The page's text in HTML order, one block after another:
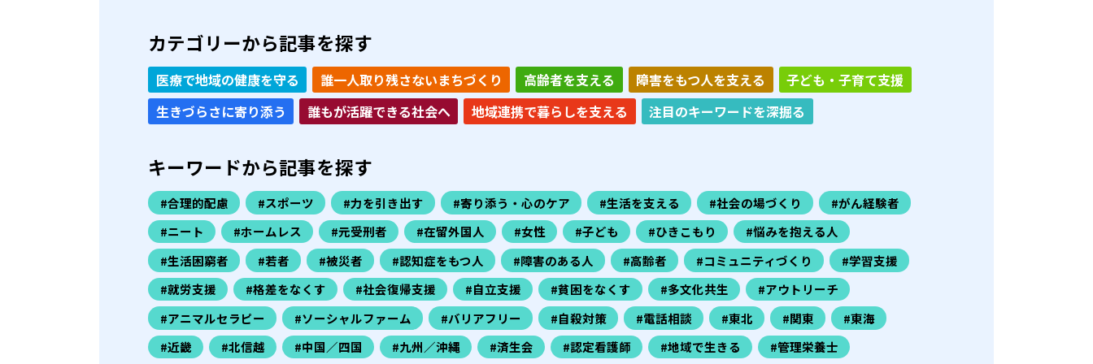
カテゴリーから記事を探す
医療で地域の健康を守る 誰一人取り残さないまちづくり 高齢者を支える 障害をもつ人を支える
子ども・子育て支援
生きづらさに寄り添う
誰もが活躍できる社会へ 地域連携で暮らしを支える 注目のキーワードを深掘る
キーワードから記事を探す
#合理的配慮 #スポーツ #力を引き出す #寄り添う・心のケア #生活を支える #社会の場づくり
#がん経験者
#ニート
#ホームレス #元受刑者 #在留外国人 #女性 #子ども #ひきこもり
#悩みを抱える人
#生活困窮者
#若者 #被災者 #認知症をもつ人 #障害のある人 #高齢者 #コミュニティづくり
#学習支援
#就労支援
#格差をなくす #社会復帰支援 #自立支援 #貧困をなくす #多文化共生
#アウトリーチ
#アニマルセラピー
#ソーシャルファーム #バリアフリー #自殺対策 #電話相談 #東北 #関東
#東海
#近畿
#北信越 #中国／四国 #九州／沖縄 #済生会 #認定看護師 #地域で生きる #管理栄養士